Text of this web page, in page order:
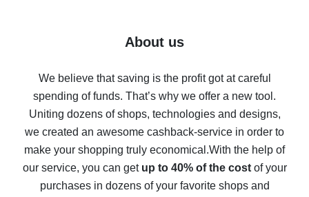
Five ways to get the most cash back on AliExpress
back
10% cash back on AliExpress - the impossible is
possible
The best cash back on AliExpress - how to find it
The best cash back service for AliExpress - let's
compare offers
About us
We believe that saving is the profit got at careful
spending of funds. That’s why we offer a new tool.
Uniting dozens of shops, technologies and designs,
we created an awesome cashback-service in order to
make your shopping truly economical.With the help of
our service, you can get up to 40% of the costof your
purchases in dozens of your favorite shops and